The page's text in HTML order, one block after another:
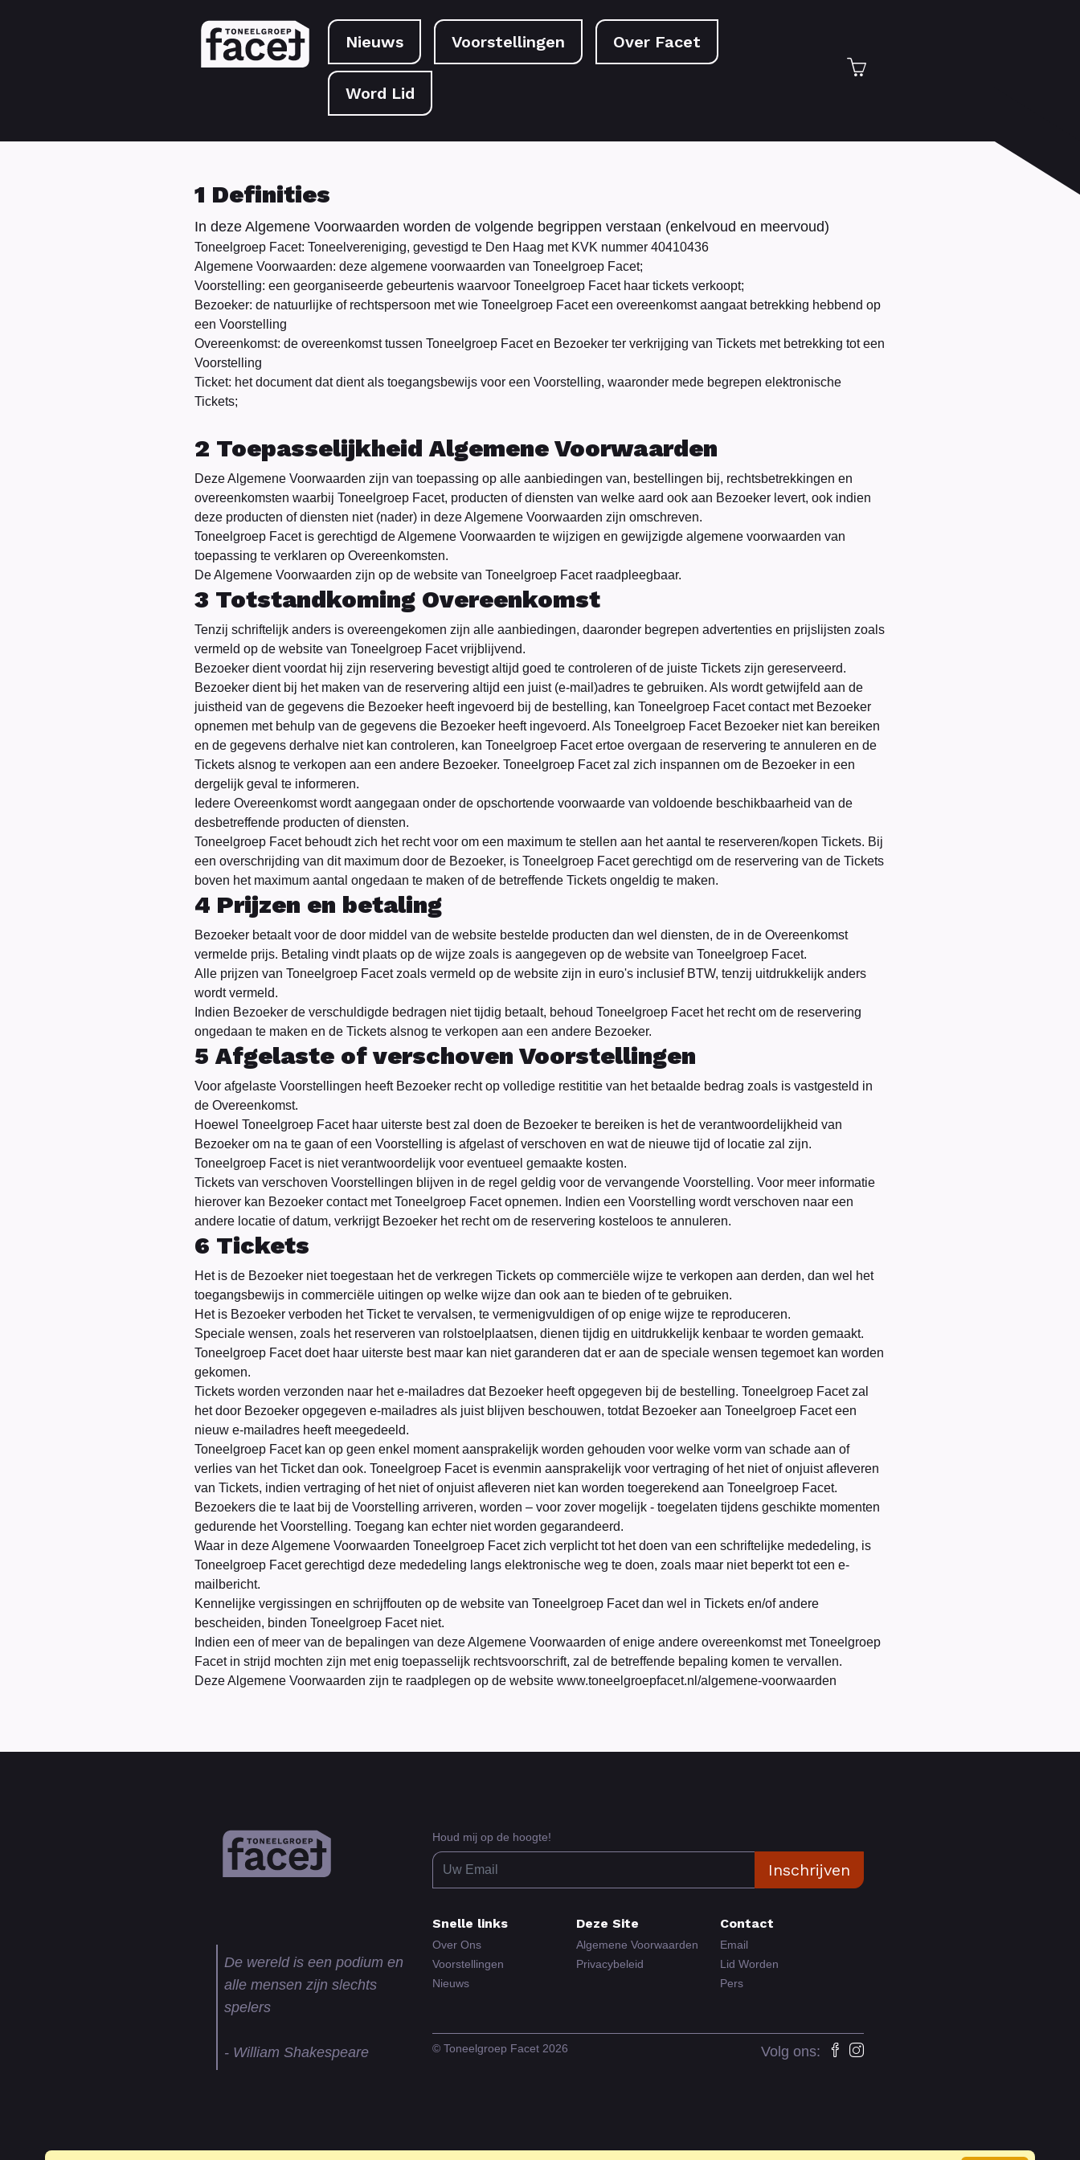
Nieuws Voorstellingen Over Facet
Word Lid
1 Definities
In deze Algemene Voorwaarden worden de volgende begrippen verstaan (enkelvoud en meervoud)
Toneelgroep Facet: Toneelvereniging, gevestigd te Den Haag met KVK nummer 40410436
Algemene Voorwaarden: deze algemene voorwaarden van Toneelgroep Facet;
Voorstelling: een georganiseerde gebeurtenis waarvoor Toneelgroep Facet haar tickets verkoopt;
Bezoeker: de natuurlijke of rechtspersoon met wie Toneelgroep Facet een overeenkomst aangaat betrekking hebbend op
een Voorstelling
Overeenkomst: de overeenkomst tussen Toneelgroep Facet en Bezoeker ter verkrijging van Tickets met betrekking tot een
Voorstelling
Ticket: het document dat dient als toegangsbewijs voor een Voorstelling, waaronder mede begrepen elektronische
Tickets;
2 Toepasselijkheid Algemene Voorwaarden
Deze Algemene Voorwaarden zijn van toepassing op alle aanbiedingen van, bestellingen bij, rechtsbetrekkingen en
overeenkomsten waarbij Toneelgroep Facet, producten of diensten van welke aard ook aan Bezoeker levert, ook indien
deze producten of diensten niet (nader) in deze Algemene Voorwaarden zijn omschreven.
Toneelgroep Facet is gerechtigd de Algemene Voorwaarden te wijzigen en gewijzigde algemene voorwaarden van
toepassing te verklaren op Overeenkomsten.
De Algemene Voorwaarden zijn op de website van Toneelgroep Facet raadpleegbaar.
3 Totstandkoming Overeenkomst
Tenzij schriftelijk anders is overeengekomen zijn alle aanbiedingen, daaronder begrepen advertenties en prijslijsten zoals
vermeld op de website van Toneelgroep Facet vrijblijvend.
Bezoeker dient voordat hij zijn reservering bevestigt altijd goed te controleren of de juiste Tickets zijn gereserveerd.
Bezoeker dient bij het maken van de reservering altijd een juist (e-mail)adres te gebruiken. Als wordt getwijfeld aan de
juistheid van de gegevens die Bezoeker heeft ingevoerd bij de bestelling, kan Toneelgroep Facet contact met Bezoeker
opnemen met behulp van de gegevens die Bezoeker heeft ingevoerd. Als Toneelgroep Facet Bezoeker niet kan bereiken
en de gegevens derhalve niet kan controleren, kan Toneelgroep Facet ertoe overgaan de reservering te annuleren en de
Tickets alsnog te verkopen aan een andere Bezoeker. Toneelgroep Facet zal zich inspannen om de Bezoeker in een
dergelijk geval te informeren.
Iedere Overeenkomst wordt aangegaan onder de opschortende voorwaarde van voldoende beschikbaarheid van de
desbetreffende producten of diensten.
Toneelgroep Facet behoudt zich het recht voor om een maximum te stellen aan het aantal te reserveren/kopen Tickets. Bij
een overschrijding van dit maximum door de Bezoeker, is Toneelgroep Facet gerechtigd om de reservering van de Tickets
boven het maximum aantal ongedaan te maken of de betreffende Tickets ongeldig te maken.
4 Prijzen en betaling
Bezoeker betaalt voor de door middel van de website bestelde producten dan wel diensten, de in de Overeenkomst
vermelde prijs. Betaling vindt plaats op de wijze zoals is aangegeven op de website van Toneelgroep Facet.
Alle prijzen van Toneelgroep Facet zoals vermeld op de website zijn in euro's inclusief BTW, tenzij uitdrukkelijk anders
wordt vermeld.
Indien Bezoeker de verschuldigde bedragen niet tijdig betaalt, behoud Toneelgroep Facet het recht om de reservering
ongedaan te maken en de Tickets alsnog te verkopen aan een andere Bezoeker.
5 Afgelaste of verschoven Voorstellingen
Voor afgelaste Voorstellingen heeft Bezoeker recht op volledige restititie van het betaalde bedrag zoals is vastgesteld in
de Overeenkomst.
Hoewel Toneelgroep Facet haar uiterste best zal doen de Bezoeker te bereiken is het de verantwoordelijkheid van
Bezoeker om na te gaan of een Voorstelling is afgelast of verschoven en wat de nieuwe tijd of locatie zal zijn.
Toneelgroep Facet is niet verantwoordelijk voor eventueel gemaakte kosten.
Tickets van verschoven Voorstellingen blijven in de regel geldig voor de vervangende Voorstelling. Voor meer informatie
hierover kan Bezoeker contact met Toneelgroep Facet opnemen. Indien een Voorstelling wordt verschoven naar een
andere locatie of datum, verkrijgt Bezoeker het recht om de reservering kosteloos te annuleren.
6 Tickets
Het is de Bezoeker niet toegestaan het de verkregen Tickets op commerciële wijze te verkopen aan derden, dan wel het
toegangsbewijs in commerciële uitingen op welke wijze dan ook aan te bieden of te gebruiken.
Het is Bezoeker verboden het Ticket te vervalsen, te vermenigvuldigen of op enige wijze te reproduceren.
Speciale wensen, zoals het reserveren van rolstoelplaatsen, dienen tijdig en uitdrukkelijk kenbaar te worden gemaakt.
Toneelgroep Facet doet haar uiterste best maar kan niet garanderen dat er aan de speciale wensen tegemoet kan worden
gekomen.
Tickets worden verzonden naar het e-mailadres dat Bezoeker heeft opgegeven bij de bestelling. Toneelgroep Facet zal
het door Bezoeker opgegeven e-mailadres als juist blijven beschouwen, totdat Bezoeker aan Toneelgroep Facet een
nieuw e-mailadres heeft meegedeeld.
Toneelgroep Facet kan op geen enkel moment aansprakelijk worden gehouden voor welke vorm van schade aan of
verlies van het Ticket dan ook. Toneelgroep Facet is evenmin aansprakelijk voor vertraging of het niet of onjuist afleveren
van Tickets, indien vertraging of het niet of onjuist afleveren niet kan worden toegerekend aan Toneelgroep Facet.
Bezoekers die te laat bij de Voorstelling arriveren, worden – voor zover mogelijk - toegelaten tijdens geschikte momenten
gedurende het Voorstelling. Toegang kan echter niet worden gegarandeerd.
Waar in deze Algemene Voorwaarden Toneelgroep Facet zich verplicht tot het doen van een schriftelijke mededeling, is
Toneelgroep Facet gerechtigd deze mededeling langs elektronische weg te doen, zoals maar niet beperkt tot een e-
mailbericht.
Kennelijke vergissingen en schrijffouten op de website van Toneelgroep Facet dan wel in Tickets en/of andere
bescheiden, binden Toneelgroep Facet niet.
Indien een of meer van de bepalingen van deze Algemene Voorwaarden of enige andere overeenkomst met Toneelgroep
Facet in strijd mochten zijn met enig toepasselijk rechtsvoorschrift, zal de betreffende bepaling komen te vervallen.
Deze Algemene Voorwaarden zijn te raadplegen op de website www.toneelgroepfacet.nl/algemene-voorwaarden
De wereld is een podium en
alle mensen zijn slechts
spelers
- William Shakespeare
Houd mij op de hoogte!
Inschrijven
Snelle links
Over Ons
Voorstellingen
Nieuws
Deze Site
Algemene Voorwaarden
Privacybeleid
Contact
Email
Lid Worden
Pers
© Toneelgroep Facet 2026 Volg ons: